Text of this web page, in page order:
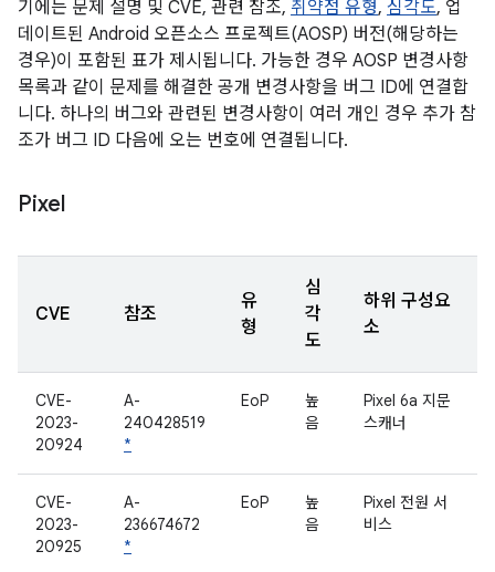
기에는 문제 설명 및 CVE, 관련 참조, 취약점 유형, 심각도, 업
데이트된 Android 오픈소스 프로젝트(AOSP) 버전(해당하는
경우)이 포함된 표가 제시됩니다. 가능한 경우 AOSP 변경사항
목록과 같이 문제를 해결한 공개 변경사항을 버그 ID에 연결합
니다. 하나의 버그와 관련된 변경사항이 여러 개인 경우 추가 참
조가 버그 ID 다음에 오는 번호에 연결됩니다.
Pixel
CVE 참조
유
형
심
각
도
하위 구성요
소
CVE-
2023-
20924
A-
240428519
*
EoP
높
음
Pixel 6a 지문
스캐너
CVE-
2023-
20925
A-
236674672
*
EoP
높
음
Pixel 전원 서
비스